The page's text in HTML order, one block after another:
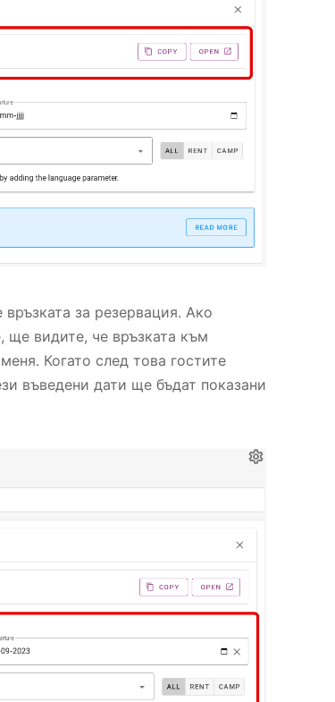
за резервация. Ако
ще видите, че връзката към
Когато след това гостите
въведени дати ще бъдат показани